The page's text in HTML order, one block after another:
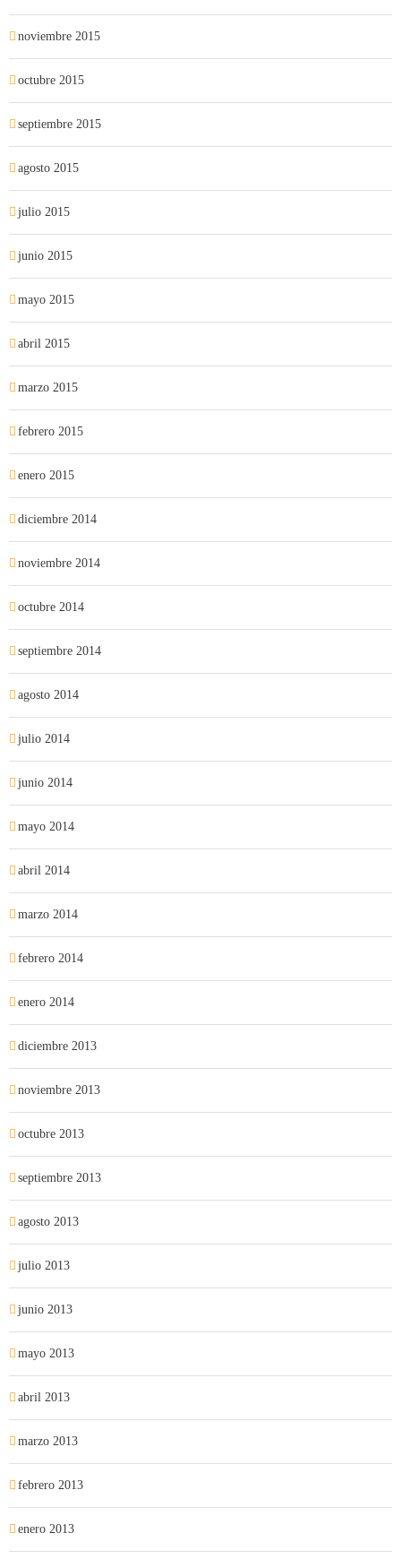
noviembre 2015
octubre 2015
septiembre 2015
agosto 2015
julio 2015
junio 2015
mayo 2015
abril 2015
marzo 2015
febrero 2015
enero 2015
diciembre 2014
noviembre 2014
octubre 2014
septiembre 2014
agosto 2014
julio 2014
junio 2014
mayo 2014
abril 2014
marzo 2014
febrero 2014
enero 2014
diciembre 2013
noviembre 2013
octubre 2013
septiembre 2013
agosto 2013
julio 2013
junio 2013
mayo 2013
abril 2013
marzo 2013
febrero 2013
enero 2013